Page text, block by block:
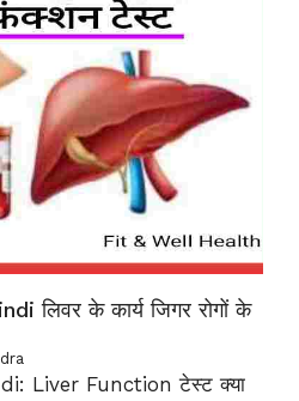
लिवर के कार्य जिगर रोगों के
Liver Function टेस्ट क्या